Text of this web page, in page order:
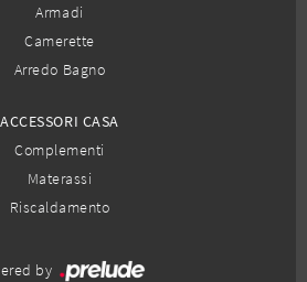
Armadi
Camerette
Arredo Bagno
ACCESSORI CASA
Complementi
Materassi
Riscaldamento
by